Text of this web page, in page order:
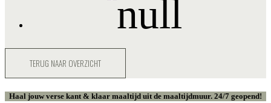
TERUG NAAR OVERZICHT
Haal jouw verse kant & klaar maaltijd uit de maaltijdmuur. 24/7 geopend!